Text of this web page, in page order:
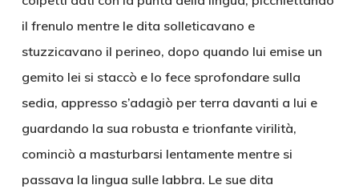
il frenulo mentre le dita solleticavano e
stuzzicavano il perineo, dopo quando lui emise un
gemito lei si staccò e lo fece sprofondare sulla
sedia, appresso s’adagiò per terra davanti a lui e
guardando la sua robusta e trionfante virilità,
cominciò a masturbarsi lentamente mentre si
passava la lingua sulle labbra. Le sue dita